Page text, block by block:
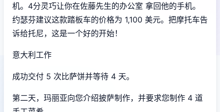
机。4分灵巧让你在佐藤先生的办公室 拿回他的手机。
约瑟芬建议这款踏板车的价格为 1,100 美元。把摩托车告
诉给托尼，这是一个好的开始！
意大利工作
成功交付 5 次比萨饼并等待 4 天。
第二天，玛丽亚向您介绍披萨制作，并要求您制作 4 道